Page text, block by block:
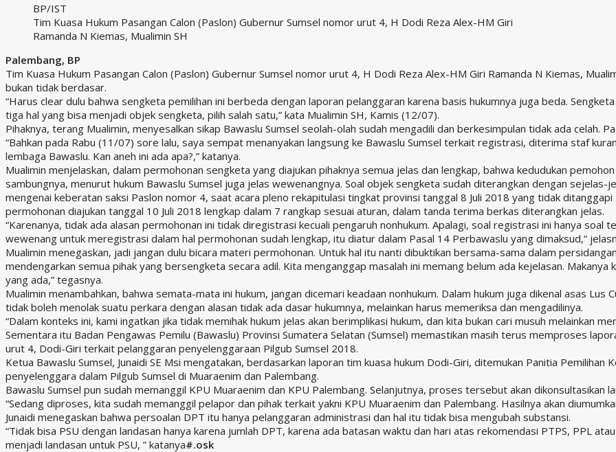
BP/IST
Tim Kuasa Hukum Pasangan Calon (Paslon) Gubernur Sumsel nomor urut 4, H Dodi Reza Alex-HM Giri
Ramanda N Kiemas, Mualimin SH
Palembang, BP
Tim Kuasa Hukum Pasangan Calon (Paslon) Gubernur Sumsel nomor urut 4, H Dodi Reza Alex-HM Giri Ramanda N Kiemas,
bukan tidak berdasar.
“Harus clear dulu bahwa sengketa pemilihan ini berbeda dengan laporan pelanggaran karena basis hukumnya juga beda.
tiga hal yang bisa menjadi objek sengketa, pilih salah satu,” kata Mualimin SH, Kamis (12/07).
Pihaknya, terang Mualimin, menyesalkan sikap Bawaslu Sumsel seolah-olah sudah mengadili dan berkesimpulan tidak ada celah.
“Bahkan pada Rabu (11/07) sore lalu, saya sempat menanyakan langsung ke Bawaslu Sumsel terkait registrasi, diterima staf
lembaga Bawaslu. Kan aneh ini ada apa?,” katanya.
Mualimin menjelaskan, dalam permohonan sengketa yang diajukan pihaknya semua jelas dan lengkap, bahwa kedudukan
sambungnya, menurut hukum Bawaslu Sumsel juga jelas wewenangnya. Soal objek sengketa sudah diterangkan dengan
mengenai keberatan saksi Paslon nomor 4, saat acara pleno rekapitulasi tingkat provinsi tanggal 8 Juli 2018 yang tidak ditanggapi
permohonan diajukan tanggal 10 Juli 2018 lengkap dalam 7 rangkap sesuai aturan, dalam tanda terima berkas diterangkan jelas.
“Karenanya, tidak ada alasan permohonan ini tidak diregistrasi kecuali pengaruh nonhukum. Apalagi, soal registrasi ini hanya soal
wewenang untuk meregistrasi dalam hal permohonan sudah lengkap, itu diatur dalam Pasal 14 Perbawaslu yang dimaksud,”
Mualimin menegaskan, jadi jangan dulu bicara materi permohonan. Untuk hal itu nanti dibuktikan bersama-sama dalam
mendengarkan semua pihak yang bersengketa secara adil. Kita menganggap masalah ini memang belum ada kejelasan.
yang ada,” tegasnya.
Mualimin menambahkan, bahwa semata-mata ini hukum, jangan dicemari keadaan nonhukum. Dalam hukum juga dikenal asas
tidak boleh menolak suatu perkara dengan alasan tidak ada dasar hukumnya, melainkan harus memeriksa dan mengadilinya.
“Dalam konteks ini, kami ingatkan jika tidak memihak hukum jelas akan berimplikasi hukum, dan kita bukan cari musuh melainkan
Sementara itu Badan Pengawas Pemilu (Bawaslu) Provinsi Sumatera Selatan (Sumsel) memastikan masih terus memproses
urut 4, Dodi-Giri terkait pelanggaran penyelenggaraan Pilgub Sumsel 2018.
Ketua Bawaslu Sumsel, Junaidi SE Msi mengatakan, berdasarkan laporan tim kuasa hukum Dodi-Giri, ditemukan Panitia Pemilihan
penyelenggara dalam Pilgub Sumsel di Muaraenim dan Palembang.
Bawaslu Sumsel pun sudah memanggil KPU Muaraenim dan KPU Palembang. Selanjutnya, proses tersebut akan dikonsultasikan
“Sedang diproses, kita sudah memanggil pelapor dan pihak terkait yakni KPU Muaraenim dan Palembang. Hasilnya akan
Junaidi menegaskan bahwa persoalan DPT itu hanya pelanggaran administrasi dan hal itu tidak bisa mengubah substansi.
“Tidak bisa PSU dengan landasan hanya karena jumlah DPT, karena ada batasan waktu dan hari atas rekomendasi PTPS, PPL
menjadi landasan untuk PSU, ” katanya#.osk